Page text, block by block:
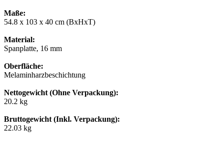
Maße:
54.8 x 103 x 40 cm (BxHxT)
Material:
Spanplatte, 16 mm
Oberfläche:
Melaminharzbeschichtung
Nettogewicht (Ohne Verpackung):
20.2 kg
Bruttogewicht (Inkl. Verpackung):
22.03 kg